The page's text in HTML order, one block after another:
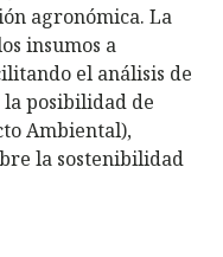
agronómica. La
insumos a
el análisis de
la posibilidad de
Ambiental),
la sostenibilidad